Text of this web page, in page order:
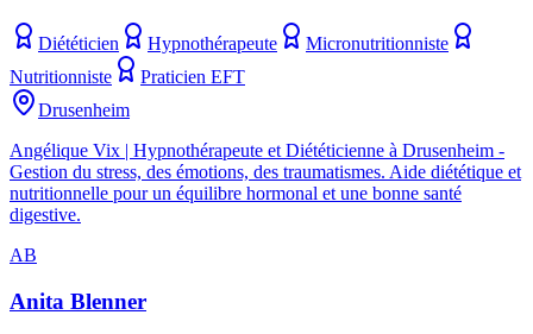
Diététicien Hypnothérapeute
Micronutritionniste
Nutritionniste
Praticien EFT
Drusenheim
Angélique Vix | Hypnothérapeute et Diététicienne à Drusenheim -
Gestion du stress, des émotions, des traumatismes. Aide diététique et
nutritionnelle pour un équilibre hormonal et une bonne santé
digestive.
AB
Anita Blenner